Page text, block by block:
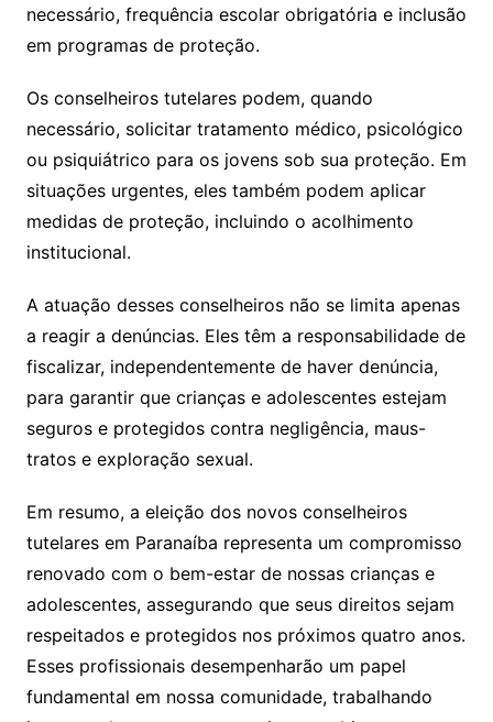
necessário, frequência escolar obrigatória e inclusão
em programas de proteção.
Os conselheiros tutelares podem, quando
necessário, solicitar tratamento médico, psicológico
ou psiquiátrico para os jovens sob sua proteção. Em
situações urgentes, eles também podem aplicar
medidas de proteção, incluindo o acolhimento
institucional.
A atuação desses conselheiros não se limita apenas
a reagir a denúncias. Eles têm a responsabilidade de
fiscalizar, independentemente de haver denúncia,
para garantir que crianças e adolescentes estejam
seguros e protegidos contra negligência, maus-
tratos e exploração sexual.
Em resumo, a eleição dos novos conselheiros
tutelares em Paranaíba representa um compromisso
renovado com o bem-estar de nossas crianças e
adolescentes, assegurando que seus direitos sejam
respeitados e protegidos nos próximos quatro anos.
Esses profissionais desempenharão um papel
fundamental em nossa comunidade, trabalhando